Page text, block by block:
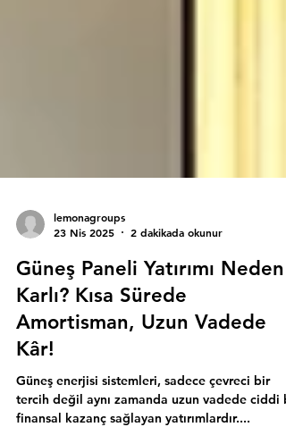
23 Nis 2025
2 dakikada okunur
Güneş Paneli Yatırımı Neden
Karlı? Kısa Sürede
Amortisman, Uzun Vadede
Kâr!
Güneş enerjisi sistemleri, sadece çevreci bir